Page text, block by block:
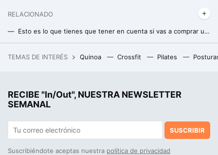
RELACIONADO
Esto es lo que tienes que tener en cuenta si vas a comprar unas kettlebells o pesas rusas
TEMAS DE INTERÉS Quinoa Crossfit Pilates
RECIBE "In/Out", NUESTRA NEWSLETTER
SEMANAL
SUSCRIBIR
Suscribiéndote aceptas nuestra política de privacidad